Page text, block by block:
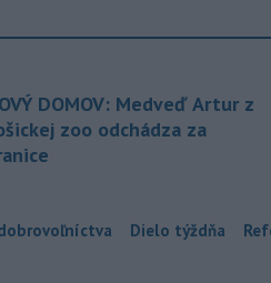
DOMOV: Medveď Artur z
zoo odchádza za
Dielo týždňa